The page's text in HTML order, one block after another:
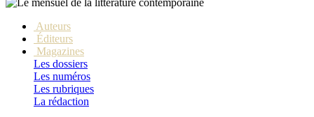
Auteurs
Éditeurs
Magazines
Les dossiers
Les numéros
Les rubriques
La rédaction